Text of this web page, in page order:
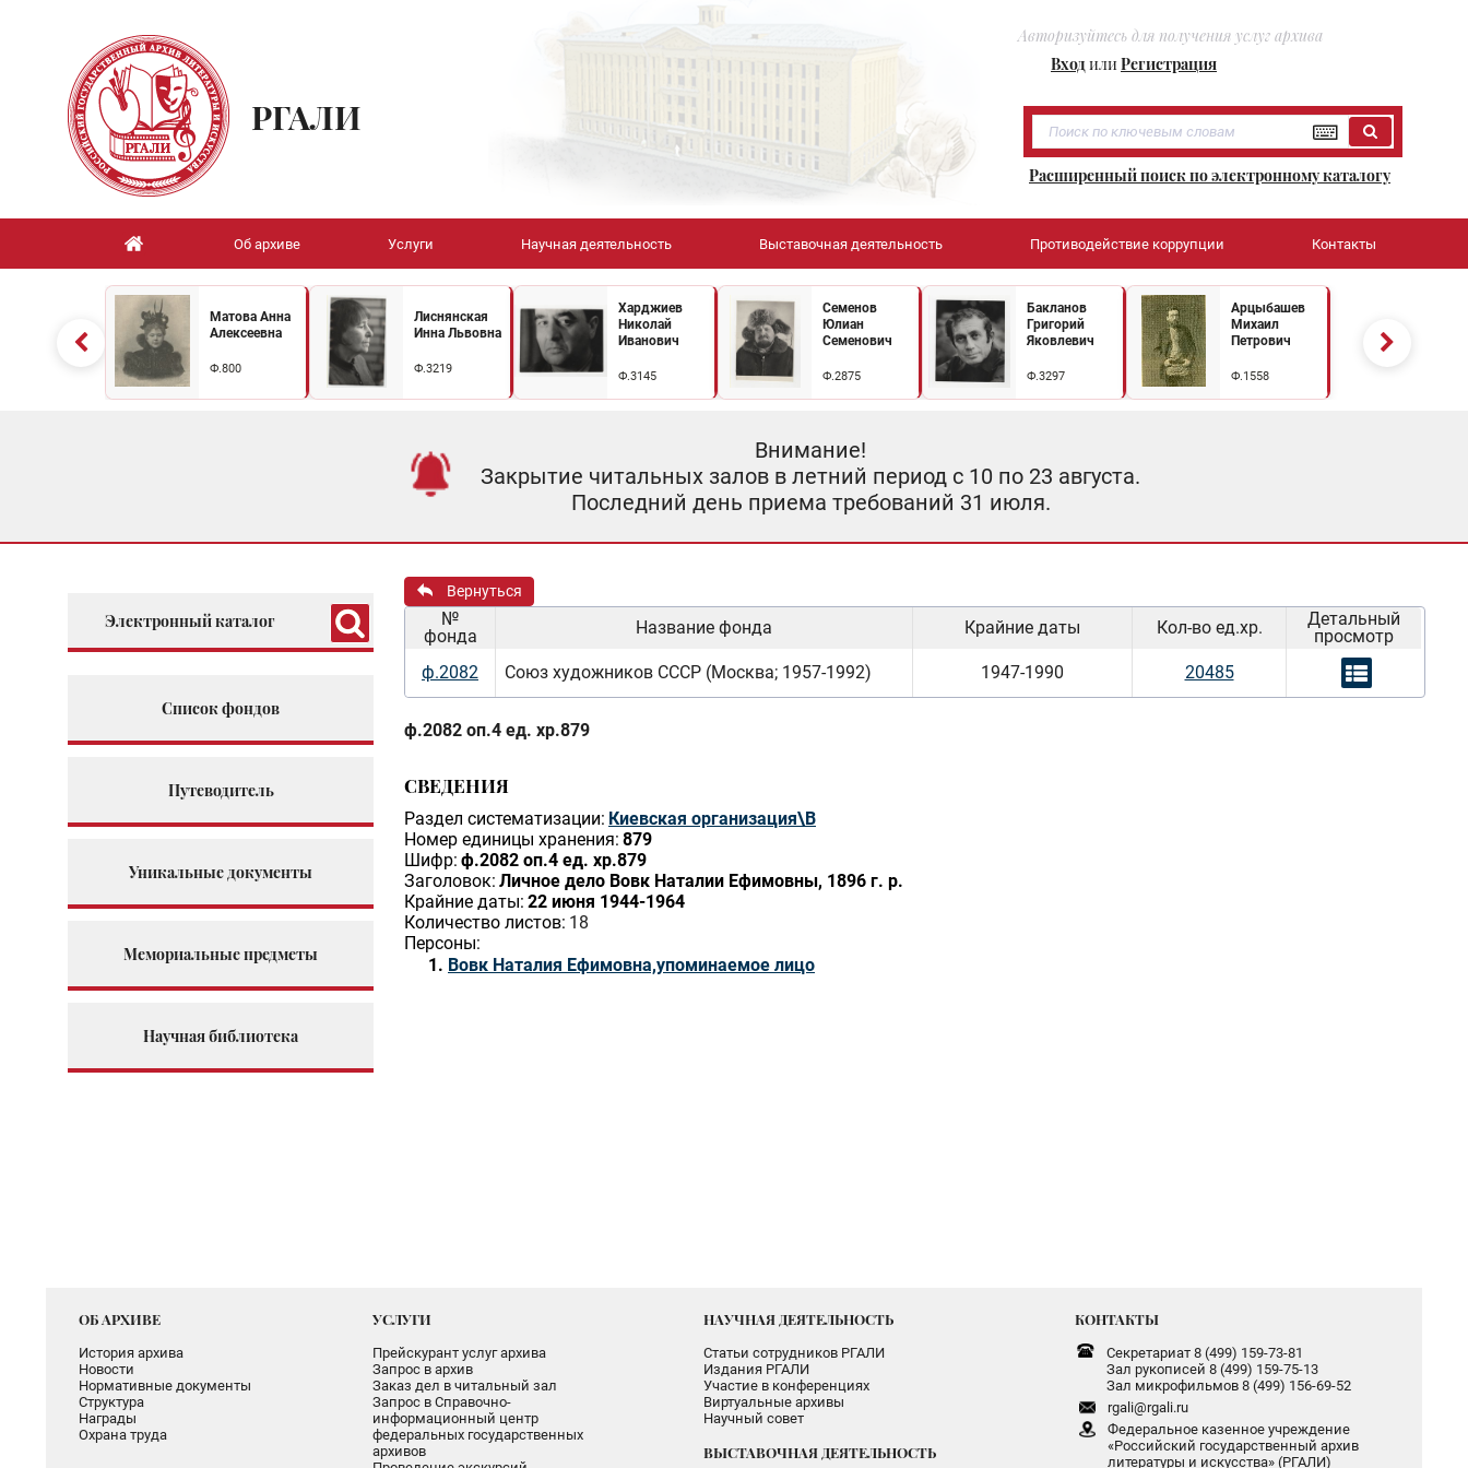
Авторизуйтесь для получения услуг архива
ВходилиРегистрация
РГАЛИ
Расширенный поиск по электронному каталогу
Об архиве Услуги Научная деятельность Выставочная деятельность Противодействие коррупции Контакты
Матова Анна
Алексеевна
Ф.800
Лиснянская
Инна Львовна
Ф.3219
Харджиев
Николай
Иванович
Ф.3145
Семенов
Юлиан
Семенович
Ф.2875
Бакланов
Григорий
Яковлевич
Ф.3297
Арцыбашев
Михаил
Петрович
Ф.1558
Внимание!
Закрытие читальных залов в летний период с 10 по 23 августа.
Последний день приема требований 31 июля.
Электронный каталог
Список фондов
Путеводитель
Уникальные документы
Мемориальные предметы
Научная библиотека
Вернуться
№
фонда
Название фонда Крайние даты Кол-во ед.хр.
Детальный
просмотр
ф.2082
Союз художников СССР (Москва; 1957-1992) 1947-1990 20485
ф.2082 оп.4 ед. хр.879
СВЕДЕНИЯ
Раздел систематизации: Киевская организация\В
Номер единицы хранения: 879
Шифр: ф.2082 оп.4 ед. хр.879
Заголовок: Личное дело Вовк Наталии Ефимовны, 1896 г. р.
Крайние даты: 22 июня 1944-1964
Количество листов: 18
Персоны:
Вовк Наталия Ефимовна,упоминаемое лицо
ОБ АРХИВЕ
История архива
Новости
Нормативные документы
Структура
Награды
Охрана труда
УСЛУГИ
Прейскурант услуг архива
Запрос в архив
Заказ дел в читальный зал
Запрос в Справочно-
информационный центр
федеральных государственных
архивов
НАУЧНАЯ ДЕЯТЕЛЬНОСТЬ
Статьи сотрудников РГАЛИ
Издания РГАЛИ
Участие в конференциях
Виртуальные архивы
Научный совет
ВЫСТАВОЧНАЯ ДЕЯТЕЛЬНОСТЬ
КОНТАКТЫ
Секретариат 8 (499) 159-73-81
Зал рукописей 8 (499) 159-75-13
Зал микрофильмов 8 (499) 156-69-52
rgali@rgali.ru
Федеральное казенное учреждение
«Российский государственный архив
литературы и искусства» (РГАЛИ)